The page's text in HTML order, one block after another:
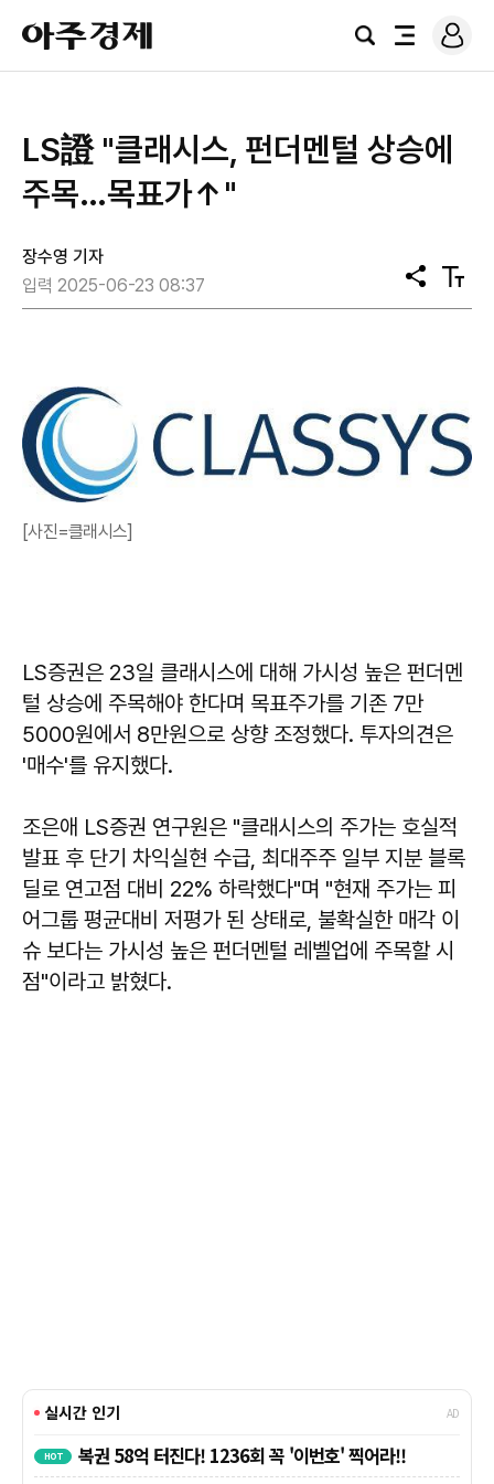
아
주
경
검
전
로
그
LS證 "클래시스, 펀더멘털 상승에
주목…목표가↑"
장수영 기자
입력 2025-06-23 08:37
공
유
텍
스
[사진=클래시스]
LS증권은 23일 클래시스에 대해 가시성 높은 펀더멘
털 상승에 주목해야 한다며 목표주가를 기존 7만
5000원에서 8만원으로 상향 조정했다. 투자의견은
'매수'를 유지했다.
조은애 LS증권 연구원은 "클래시스의 주가는 호실적
발표 후 단기 차익실현 수급, 최대주주 일부 지분 블록
딜로 연고점 대비 22% 하락했다"며 "현재 주가는 피
어그룹 평균대비 저평가 된 상태로, 불확실한 매각 이
슈 보다는 가시성 높은 펀더멘털 레벨업에 주목할 시
점"이라고 밝혔다.